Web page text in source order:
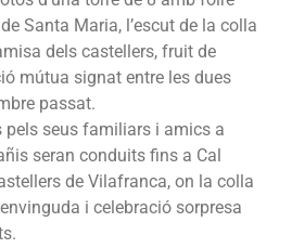
Santa Maria, l’escut de la colla
dels castellers, fruit de
mútua signat entre les dues
passat.
pels seus familiars i amics a
seran conduits fins a Cal
de Vilafranca, on la colla
i celebració sorpresa